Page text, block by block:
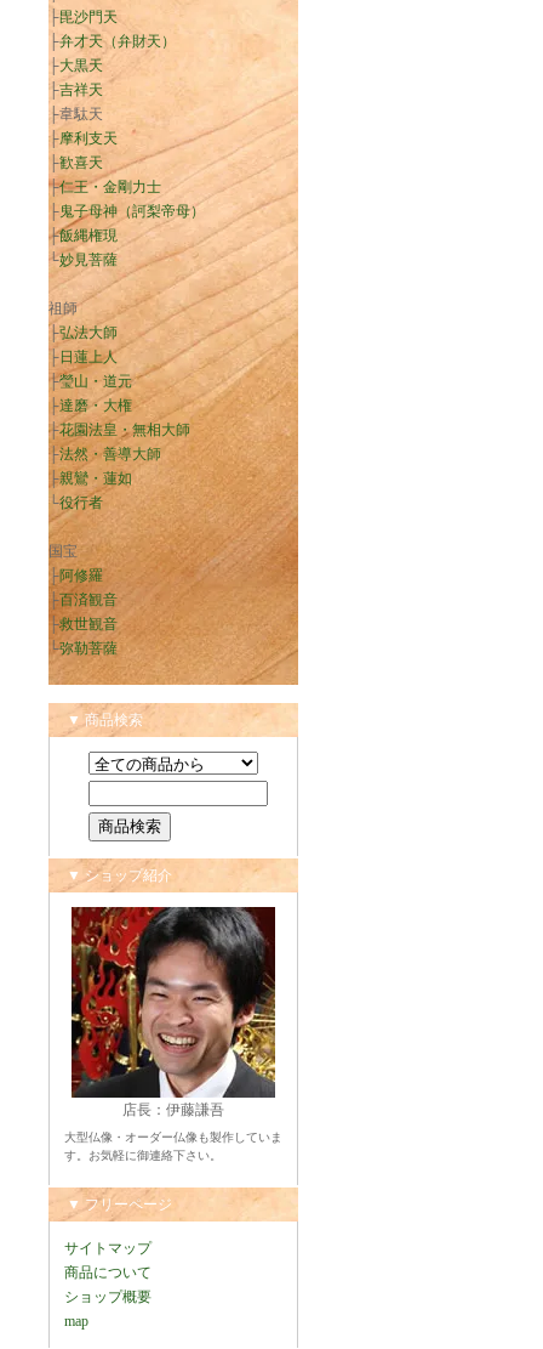
├毘沙門天
├弁才天（弁財天）
├大黒天
├吉祥天
├韋駄天
├摩利支天
├歓喜天
├仁王・金剛力士
├鬼子母神（訶梨帝母）
├飯縄権現
└妙見菩薩
祖師
├弘法大師
├日蓮上人
├瑩山・道元
├達磨・大権
├花園法皇・無相大師
├法然・善導大師
├親鸞・蓮如
└役行者
国宝
├阿修羅
├百済観音
├救世観音
└弥勒菩薩
▼ 商品検索
▼ ショップ紹介
店長：伊藤謙吾
大型仏像・オーダー仏像も製作していま
す。お気軽に御連絡下さい。
▼ フリーページ
サイトマップ
商品について
ショップ概要
map